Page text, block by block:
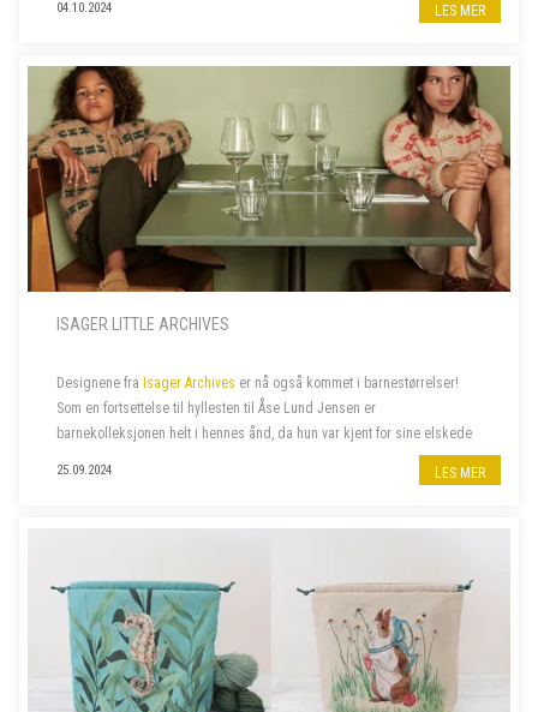
04.10.2024 LES MER
ISAGER LITTLE ARCHIVES
Designene fra Isager Archives er nå også kommet i barnestørrelser!
Som en fortsettelse til hyllesten til Åse Lund Jensen er
barnekolleksjonen helt i hennes ånd, da hun var kjent for sine elskede
25.09.2024 LES MER